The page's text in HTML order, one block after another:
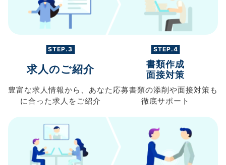
STEP.3
求人のご紹介
豊富な求人情報から、 あなた
に合った求人を ご紹介
STEP.4
書類作成
面接対策
応募書類の添削や面接対策も
徹底サポート